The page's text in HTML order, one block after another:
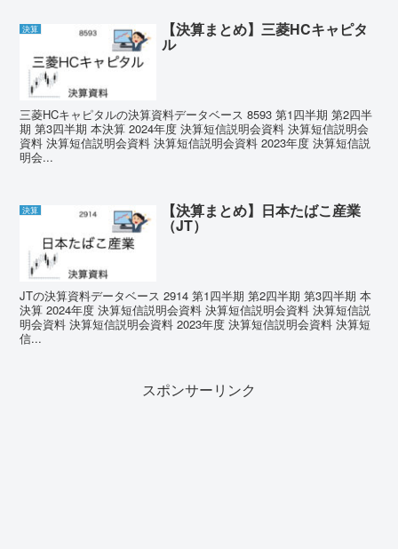
決算 【決算まとめ】三菱HCキャピタ
ル
三菱HCキャピタルの決算資料データベース 8593 第1四半期 第2四半
期 第3四半期 本決算 2024年度 決算短信説明会資料 決算短信説明会
資料 決算短信説明会資料 決算短信説明会資料 2023年度 決算短信説
明会...
決算 【決算まとめ】日本たばこ産業
（JT）
JTの決算資料データベース 2914 第1四半期 第2四半期 第3四半期 本
決算 2024年度 決算短信説明会資料 決算短信説明会資料 決算短信説
明会資料 決算短信説明会資料 2023年度 決算短信説明会資料 決算短
信...
スポンサーリンク